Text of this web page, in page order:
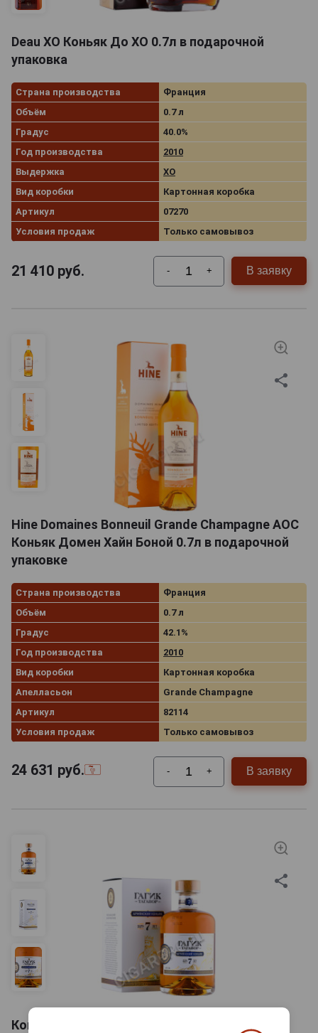
Deau XO Коньяк До ХО 0.7л в подарочной
упаковка
Страна производства
Франция
Объём
0.7 л
Градус
40.0%
Год производства
2010
Выдержка
XO
Вид коробки
Картонная коробка
Артикул
07270
Условия продаж
Только самовывоз
21 410 руб. - + В заявку
Hine Domaines Bonneuil Grande Champagne AOC
Коньяк Домен Хайн Боной 0.7л в подарочной
упаковке
Страна производства
Франция
Объём
0.7 л
Градус
42.1%
Год производства
2010
Вид коробки
Картонная коробка
Апелласьон
Grande Champagne
Артикул
82114
Условия продаж
Только самовывоз
24 631 руб. - + В заявку
Коньяк Гагик Таговор КС 7 лет 0.5л